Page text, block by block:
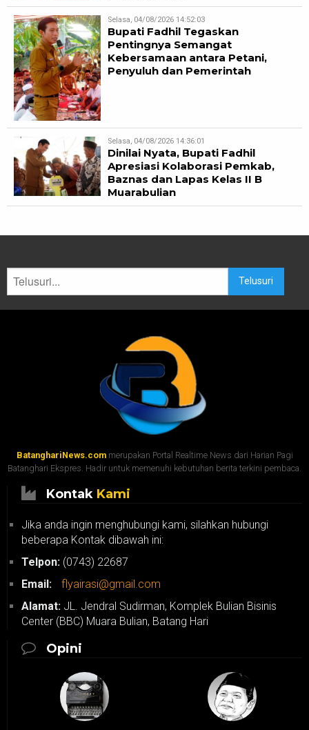
Selasa, 04/08/2026 14:52:03
Bupati Fadhil Tegaskan
Pentingnya Semangat
Kebersamaan antara Petani,
Penyuluh dan Pemerintah
Selasa, 04/08/2026 14:36:01
Dinilai Nyata, Bupati Fadhil
Apresiasi Kolaborasi Pemkab,
Baznas dan Lapas Kelas II B
Muarabulian
Telusuri
BatanghariNews.commerupakan Portal Realtime News dari Harian Pagi
Batanghari Ekspres. Hadir untuk memenuhi kebutuhan berita terkini pembaca.
Kontak Kami
Jika anda ingin menghubungi kami, silahkan hubungi
beberapa Kontak dibawah ini:
Telpon: (0743) 22687
Email:
flyairasi@gmail.com
Alamat: JL. Jendral Sudirman, Komplek Bulian Bisinis
Center (BBC) Muara Bulian, Batang Hari
Opini